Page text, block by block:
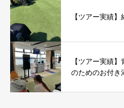
【ツアー実績
【ツアー実績
のためのお付き